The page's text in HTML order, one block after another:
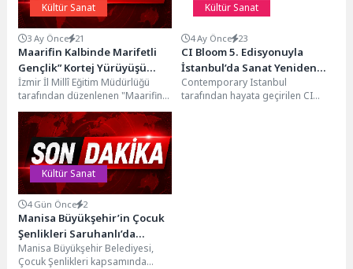
Kültür Sanat
3 Ay Önce 21
Maarifin Kalbinde Marifetli
Gençlik” Kortej Yürüyüşü
Gerçekleştirildi
İzmir İl Millî Eğitim Müdürlüğü
tarafından düzenlenen "Maarifin
Kalbinde Marifetli Gençlik" temalı
Kortej Yürüyüşü, Şehit...
Kültür Sanat
4 Ay Önce 23
CI Bloom 5. Edisyonuyla
İstanbul’da Sanat Yeniden
Hareketleniyor
Contemporary Istanbul
tarafından hayata geçirilen CI
Kültür Sanat
4 Gün Önce 2
Manisa Büyükşehir’in Çocuk
Şenlikleri Saruhanlı’da
Yüzleri Gülümsetti
Manisa Büyükşehir Belediyesi,
Çocuk Şenlikleri kapsamında